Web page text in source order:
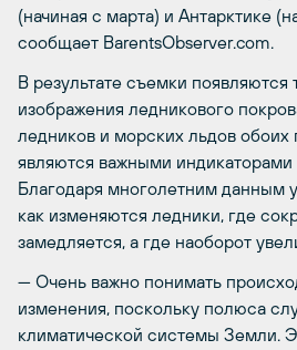
(начиная с марта) и Антарктике
сообщает BarentsObserver.com.
В результате съемки
изображения ледникового
ледников и морских льдов
являются важными
Благодаря многолетним данным
как изменяются ледники, где
замедляется, а где наоборот
— Очень важно понимать
изменения, поскольку полюса
климатической системы Земли.